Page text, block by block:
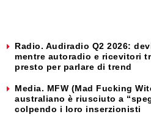
Radio. Audiradio Q2 2026:
mentre autoradio e ricevitori
presto per parlare di trend
Media. MFW (Mad Fucking
australiano è riusciuto a
colpendo i loro inserzionisti